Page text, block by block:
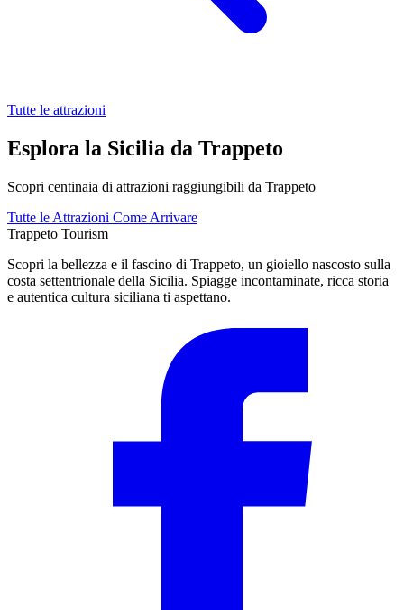
Tutte le attrazioni
Esplora la Sicilia da Trappeto
Scopri centinaia di attrazioni raggiungibili da Trappeto
Tutte le Attrazioni Come Arrivare
Trappeto Tourism
Scopri la bellezza e il fascino di Trappeto, un gioiello nascosto sulla
costa settentrionale della Sicilia. Spiagge incontaminate, ricca storia
e autentica cultura siciliana ti aspettano.